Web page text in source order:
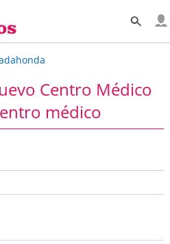
Centro Médico
médico